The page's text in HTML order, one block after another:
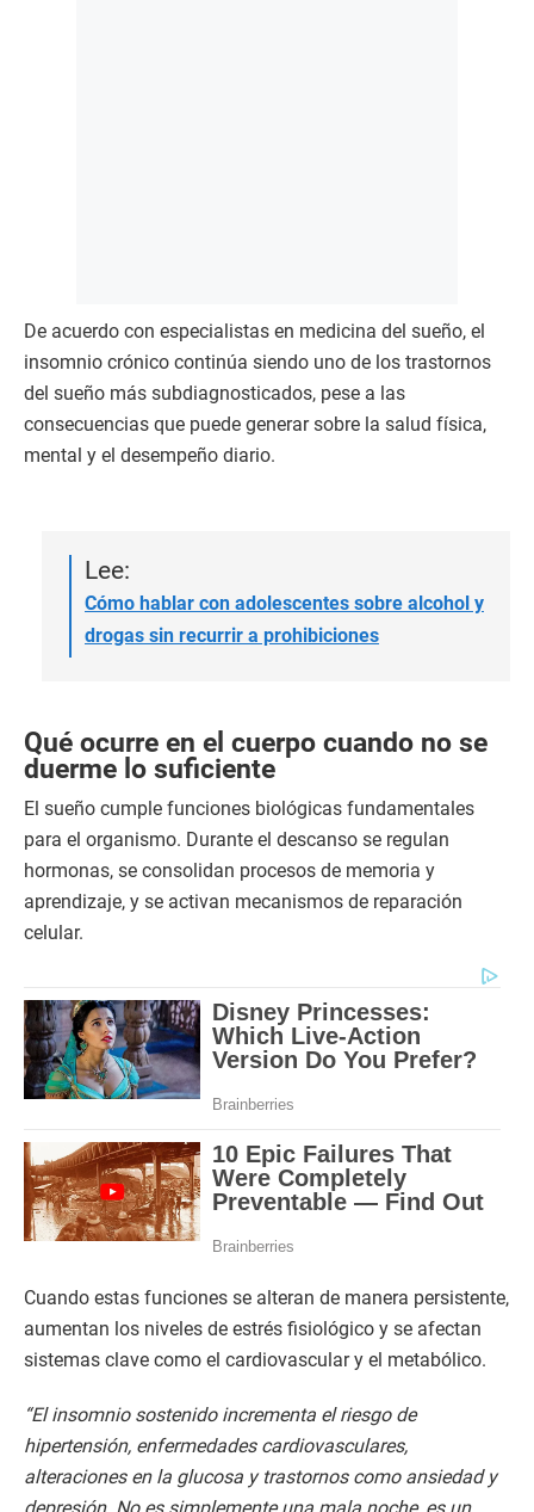
De acuerdo con especialistas en medicina del sueño, el
insomnio crónico continúa siendo uno de los trastornos
del sueño más subdiagnosticados, pese a las
consecuencias que puede generar sobre la salud física,
mental y el desempeño diario.
Lee:
Cómo hablar con adolescentes sobre alcohol y
drogas sin recurrir a prohibiciones
Qué ocurre en el cuerpo cuando no se
duerme lo suficiente
El sueño cumple funciones biológicas fundamentales
para el organismo. Durante el descanso se regulan
hormonas, se consolidan procesos de memoria y
aprendizaje, y se activan mecanismos de reparación
celular.
Cuando estas funciones se alteran de manera persistente,
aumentan los niveles de estrés fisiológico y se afectan
sistemas clave como el cardiovascular y el metabólico.
“El insomnio sostenido incrementa el riesgo de
hipertensión, enfermedades cardiovasculares,
alteraciones en la glucosa y trastornos como ansiedad y
depresión. No es simplemente una mala noche, es un